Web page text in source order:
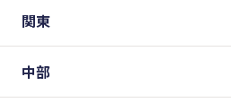
関東
中部